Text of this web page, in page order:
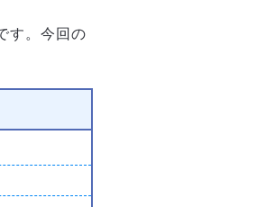
す。今回の